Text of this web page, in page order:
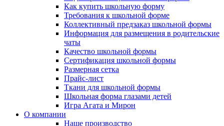
Как купить школьную форму
Требования к школьной форме
Коллективный предзаказ школьной формы
Информация для размещения в родительские
чаты
Качество школьной формы
Сертификация школьной формы
Размерная сетка
Прайс-лист
Ткани для школьной формы
Школьная форма глазами детей
Игра Агата и Мирон
О компании
Наше производство